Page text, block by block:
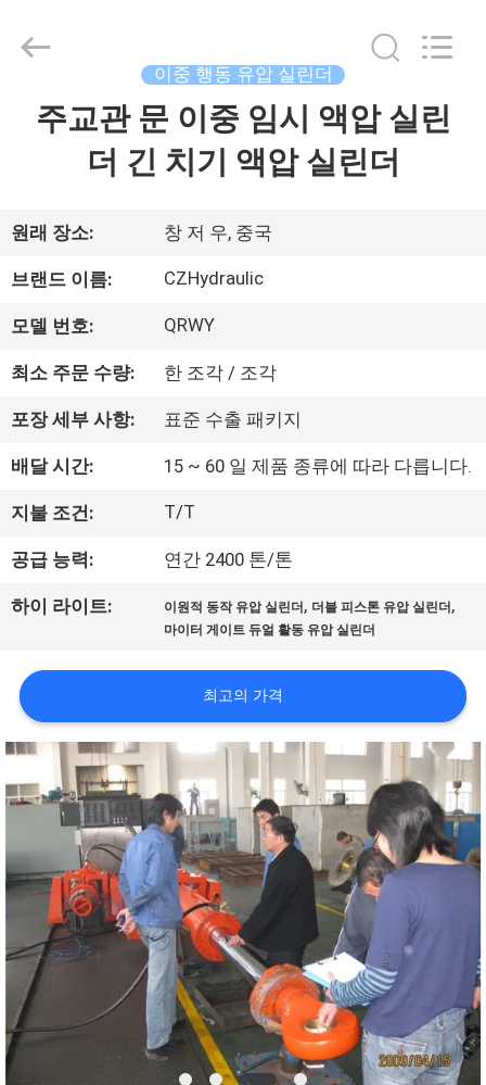
품
비
디
우
리
에
관
것
장
투
어
품
질
관
CHANGZHOU
HYDRAULIC
이중 행동 유압 실린더
주교관 문 이중 임시 액압 실린
더 긴 치기 액압 실린더
원래 장소: 창 저 우, 중국
브랜드 이름: CZHydraulic
모델 번호: QRWY
최소 주문 수량: 한 조각 / 조각
포장 세부 사항: 표준 수출 패키지
배달 시간: 15 ~ 60 일 제품 종류에 따라 다릅니다.
지불 조건: T/T
공급 능력: 연간 2400 톤/톤
하이 라이트: 이원적 동작 유압 실린더 , 더블 피스톤 유압 실린더 ,
마이터 게이트 듀얼 활동 유압 실린더
최고의 가격